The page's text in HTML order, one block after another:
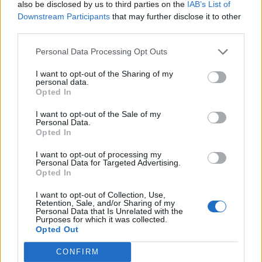
also be disclosed by us to third parties on the IAB’s List of
Downstream Participants that may further disclose it to other
Personal Data Processing Opt Outs
I want to opt-out of the Sharing of my
personal data.
Opted In
I want to opt-out of the Sale of my
Personal Data.
Opted In
I want to opt-out of processing my
Personal Data for Targeted Advertising.
Opted In
I want to opt-out of Collection, Use,
Retention, Sale, and/or Sharing of my
Personal Data that Is Unrelated with the
Purposes for which it was collected.
Opted Out
CONFIRM
Comentari:
Deseu el meu nom, el correu electrònic i el lloc web en
aquest navegador per a la propera vegada que comenti.
Captcha10 * 2 = ?
Please
enter